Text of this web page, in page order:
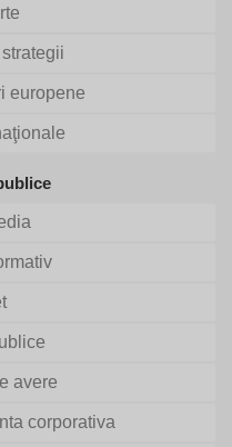
europene
avere
corporativa